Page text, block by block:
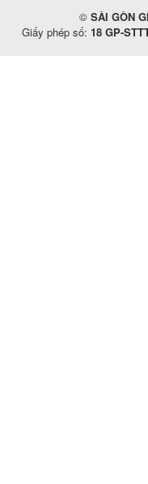
© SÀI GÒN
Giấy phép số: 18 GP-